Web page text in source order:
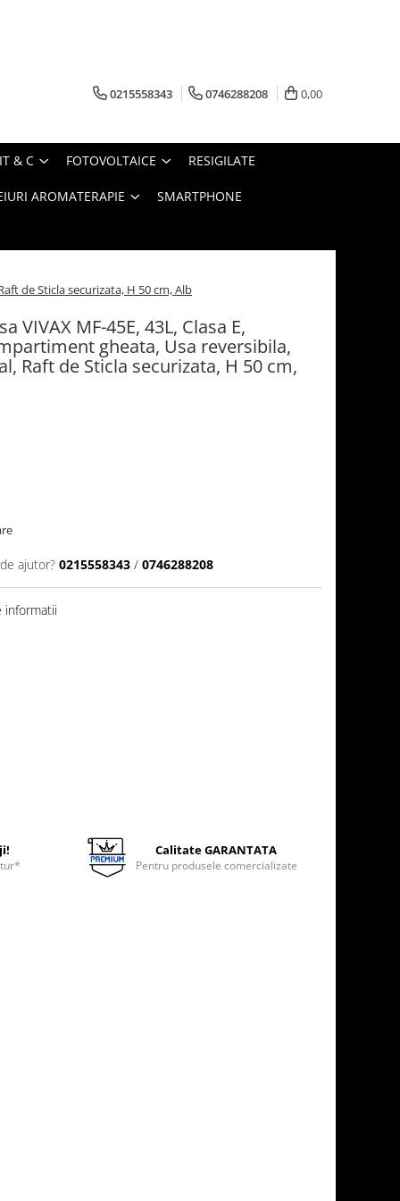
0215558343 0746288208 0,00
IT & C FOTOVOLTAICE RESIGILATE
AROMATERAPIE SMARTPHONE
de Sticla securizata, H 50 cm, Alb
VIVAX MF-45E, 43L, Clasa E,
gheata, Usa reversibila,
Raft de Sticla securizata, H 50 cm,
ajutor? 0215558343 / 0746288208
informatii
Calitate GARANTATA
Pentru produsele comercializate